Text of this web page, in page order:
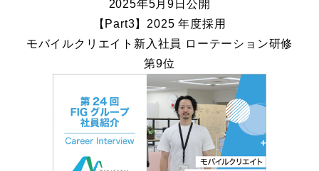
2025年5月9日公開
【Part3】2025 年度採用
モバイルクリエイト新入社員 ローテーション研修
第9位